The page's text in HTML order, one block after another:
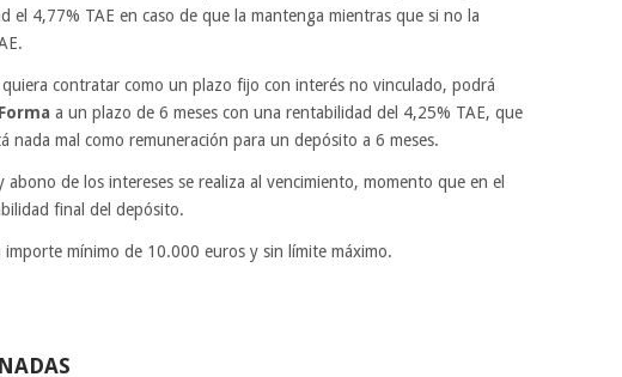
el 4,77% TAE en caso de que la mantenga mientras que si no la
contratar como un plazo fijo con interés no vinculado, podrá
a un plazo de 6 meses con una rentabilidad del 4,25% TAE, que
nada mal como remuneración para un depósito a 6 meses.
abono de los intereses se realiza al vencimiento, momento que en el
final del depósito.
mínimo de 10.000 euros y sin límite máximo.